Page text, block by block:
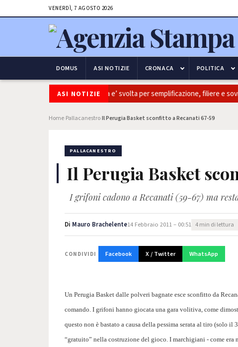
VENERDÌ, 7 AGOSTO 2026
DOMUS ASI NOTIZIE CRONACA POLITICA
ASI NOTIZIE
Coldiretti, ok Camera e’ svolta per semplificazione, filiere e
Home PallacanestroIl Perugia Basket sconfitto a Recanati 67-59
PALLACANESTRO
Il Perugia Basket
I grifoni cadono a Recanati (59-67) ma
Di Mauro Brachelente14 Febbraio 2011 – 00:51 4 min di lettura
CONDIVIDI Facebook X / Twitter WhatsApp
Un Perugia Basket dalle polveri bagnate esce sconfitto da
comando. I grifoni hanno giocata una gara volitiva, come
questo non è bastato a causa della pessima serata al tiro (solo
“gratuito” nella costruzione del gioco. I marchigiani - come